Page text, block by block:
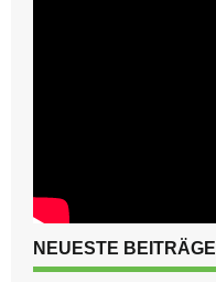
NEUESTE BEITRÄGE